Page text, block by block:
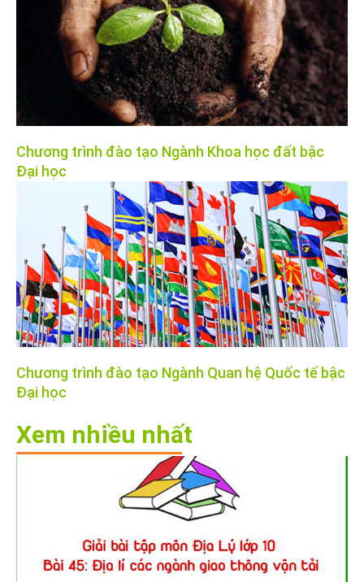
Chương trình đào tạo Ngành Khoa học đất bậc
Đại học
Chương trình đào tạo Ngành Quan hệ Quốc tế bậc
Đại học
Xem nhiều nhất